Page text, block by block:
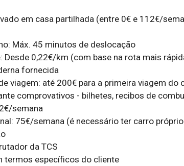
em casa partilhada (entre 0€ e 112€/
Máx. 45 minutos de deslocação
Desde 0,22€/km (com base na rota mais
fornecida
viagem: até 200€ para a primeira viagem do
comprovativos - bilhetes, recibos de
semana
75€/semana (é necessário ter carro
da TCS
termos específicos do cliente